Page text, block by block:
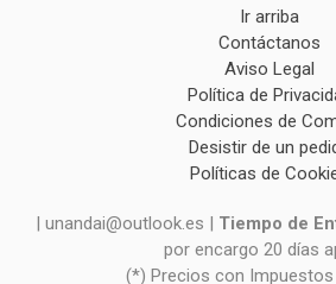
Ir arriba
Contáctanos
Aviso Legal
Política de
Condiciones de
Desistir de un
Políticas de
| unandai@outlook.es | Tiempo de
por encargo 20 días
(*) Precios con